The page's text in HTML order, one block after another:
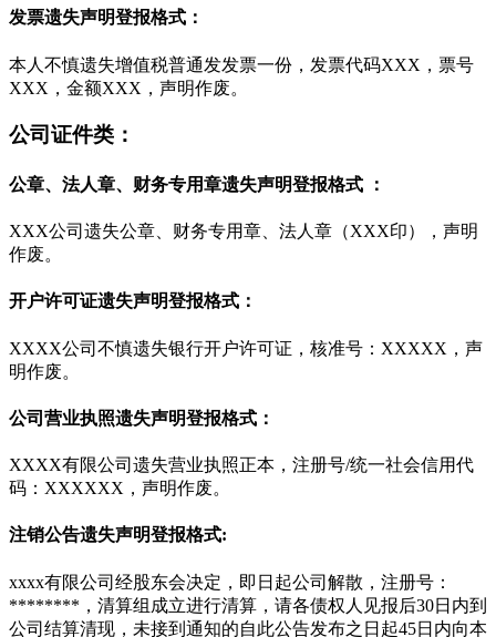
发票遗失声明登报格式：
本人不慎遗失增值税普通发发票一份，发票代码XXX，票号
XXX，金额XXX，声明作废。
公司证件类：
公章、法人章、财务专用章遗失声明登报格式 ：
XXX公司遗失公章、财务专用章、法人章（XXX印），声明
作废。
开户许可证遗失声明登报格式：
XXXX公司不慎遗失银行开户许可证，核准号：XXXXX，声
明作废。
公司营业执照遗失声明登报格式：
XXXX有限公司遗失营业执照正本，注册号/统一社会信用代
码：XXXXXX，声明作废。
注销公告遗失声明登报格式:
xxxx有限公司经股东会决定，即日起公司解散，注册号：
********，清算组成立进行清算，请各债权人见报后30日内到
公司结算清现，未接到通知的自此公告发布之日起45日内向本